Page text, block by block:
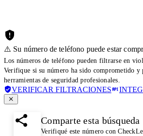
⚠️ Su número de teléfono puede estar
Los números de teléfono pueden filtrarse en
Verifique si su número ha sido comprometido y
herramientas de seguridad profesionales.
VERIFICAR FILTRACIONES
Comparte esta búsqueda
Verifiqué este número con